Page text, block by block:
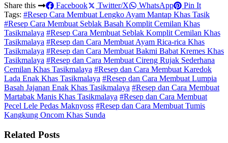
Share this
Facebook Twitter/X WhatsApp
Pin It
Tags: #Resep Cara Membuat Lengko Ayam Mantap Khas Tasik
#Resep Cara Membuat Seblak Basah Komplit Cemilan Khas
Tasikmalaya #Resep Cara Membuat Seblak Komplit Cemilan Khas
Tasikmalaya #Resep dan Cara Membuat Ayam Rica-rica Khas
Tasikmalaya #Resep dan Cara Membuat Bakmi Babat Kremes Khas
Tasikmalaya #Resep dan Cara Membuat Cireng Rujak Sederhana
Cemilan Khas Tasikmalaya #Resep dan Cara Membuat Karedok
Lada Enak Khas Tasikmalaya #Resep dan Cara Membuat Lumpia
Basah Jajanan Enak Khas Tasikmalaya #Resep dan Cara Membuat
Martabak Manis Khas Tasikmalaya #Resep dan Cara Membuat
Pecel Lele Pedas Maknyoss #Resep dan Cara Membuat Tumis
Kangkung Oncom Khas Sunda
Related Posts